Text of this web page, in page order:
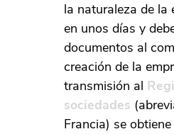
la naturaleza de la
en unos días y
documentos al
creación de la
transmisión al
sociedades
Francia) se obtiene